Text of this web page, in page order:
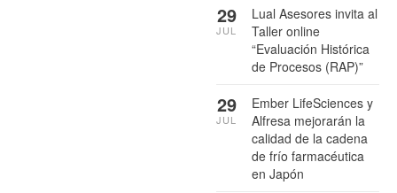
Lual Asesores invita al
Taller online
“Evaluación Histórica
de Procesos (RAP)”
29
JUL
Ember LifeSciences y
Alfresa mejorarán la
calidad de la cadena
de frío farmacéutica
en Japón
29
JUL